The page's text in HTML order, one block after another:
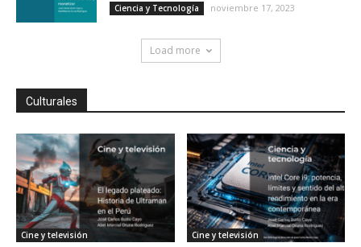
Ciencia y Tecnología noviembre 17, 2023
Load more
Culturales
Cine y televisión Cine y televisión